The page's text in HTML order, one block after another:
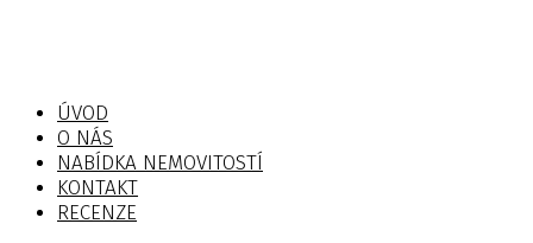
ÚVOD
O NÁS
NABÍDKA NEMOVITOSTÍ
KONTAKT
RECENZE